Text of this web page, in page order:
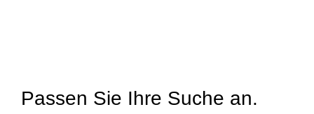
Passen Sie Ihre Suche an.